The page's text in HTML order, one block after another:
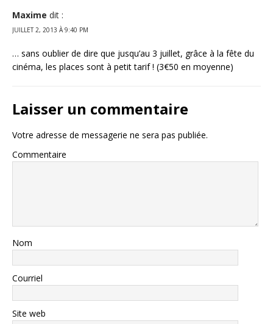
Maxime dit :
JUILLET 2, 2013 À 9:40 PM
… sans oublier de dire que jusqu’au 3 juillet, grâce à la fête du
cinéma, les places sont à petit tarif ! (3€50 en moyenne)
Laisser un commentaire
Votre adresse de messagerie ne sera pas publiée.
Commentaire
Nom
Courriel
Site web